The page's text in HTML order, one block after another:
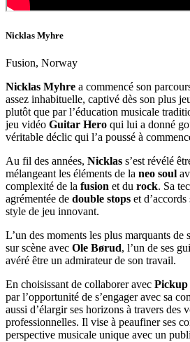
Nicklas Myhre
Fusion, Norway
Nicklas Myhre a commencé son
assez inhabituelle, captivé dès son plus
plutôt que par l’éducation musicale
jeu vidéo Guitar Hero qui lui a donné
véritable déclic qui l’a poussé à
Au fil des années, Nicklas s’est révélé
mélangeant les éléments de la neo soul
complexité de la fusion et du rock. Sa
agrémentée de double stops et
style de jeu innovant.
L’un des moments les plus marquants de
sur scène avec Ole Børud, l’un de ses
avéré être un admirateur de son travail.
En choisissant de collaborer avec Pickup
par l’opportunité de s’engager avec sa
aussi d’élargir ses horizons à travers des
professionnelles. Il vise à peaufiner ses
perspective musicale unique avec un